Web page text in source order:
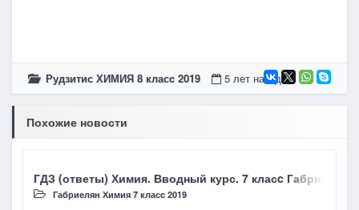
Рудзитис ХИМИЯ 8 класc 2019 5 лет назад
Похожие новости
ГДЗ (ответы) Химия. Вводный курс. 7 класc
Габриелян Химия 7 класc 2019